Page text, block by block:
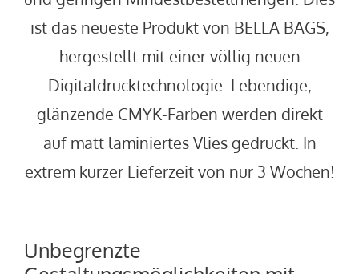
ist das neueste Produkt von BELLA BAGS,
hergestellt mit einer völlig neuen
Digitaldrucktechnologie. Lebendige,
glänzende CMYK-Farben werden direkt
auf matt laminiertes Vlies gedruckt. In
extrem kurzer Lieferzeit von nur 3 Wochen!
Unbegrenzte